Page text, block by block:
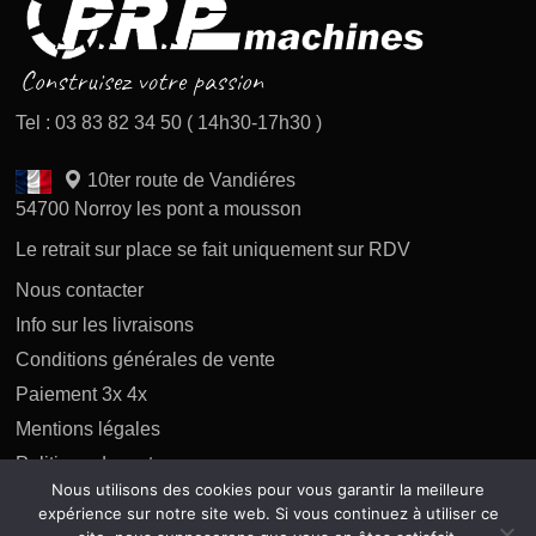
Tel : 03 83 82 34 50 ( 14h30-17h30 )
10ter route de Vandiéres
54700 Norroy les pont a mousson
Le retrait sur place se fait uniquement sur RDV
Nous contacter
Info sur les livraisons
Conditions générales de vente
Paiement 3x 4x
Mentions légales
Politique des retours
Politique de confidentialité
Nous utilisons des cookies pour vous garantir la meilleure
expérience sur notre site web. Si vous continuez à utiliser ce